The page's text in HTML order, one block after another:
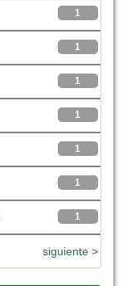
1
1
1
1
1
1
1
siguiente >